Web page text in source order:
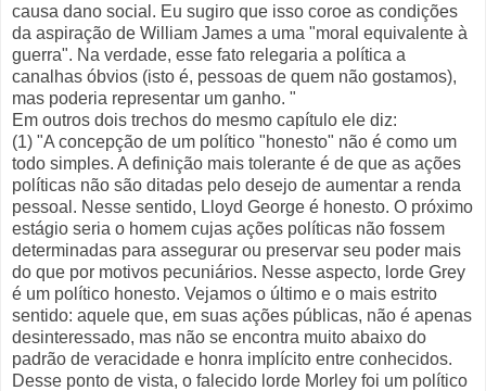
causa dano social. Eu sugiro que isso coroe as condições
da aspiração de William James a uma "moral equivalente à
guerra". Na verdade, esse fato relegaria a política a
canalhas óbvios (isto é, pessoas de quem não gostamos),
mas poderia representar um ganho. "
Em outros dois trechos do mesmo capítulo ele diz:
(1) "A concepção de um político "honesto" não é como um
todo simples. A definição mais tolerante é de que as ações
políticas não são ditadas pelo desejo de aumentar a renda
pessoal. Nesse sentido, Lloyd George é honesto. O próximo
estágio seria o homem cujas ações políticas não fossem
determinadas para assegurar ou preservar seu poder mais
do que por motivos pecuniários. Nesse aspecto, lorde Grey
é um político honesto. Vejamos o último e o mais estrito
sentido: aquele que, em suas ações públicas, não é apenas
desinteressado, mas não se encontra muito abaixo do
padrão de veracidade e honra implícito entre conhecidos.
Desse ponto de vista, o falecido lorde Morley foi um político